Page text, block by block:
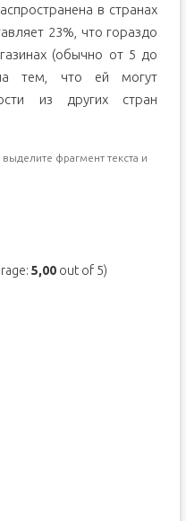
в странах
23%, что гораздо
(обычно от 5 до
тем, что ей могут
из других стран
фрагмент текста и
5,00 out of 5)